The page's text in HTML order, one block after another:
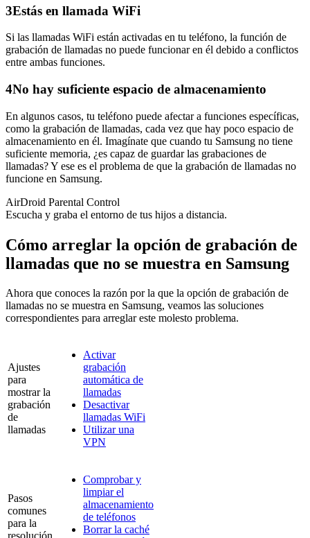
3Estás en llamada WiFi
Si las llamadas WiFi están activadas en tu teléfono, la función de
grabación de llamadas no puede funcionar en él debido a conflictos
entre ambas funciones.
4No hay suficiente espacio de almacenamiento
En algunos casos, tu teléfono puede afectar a funciones específicas,
como la grabación de llamadas, cada vez que hay poco espacio de
almacenamiento en él. Imagínate que cuando tu Samsung no tiene
suficiente memoria, ¿es capaz de guardar las grabaciones de
llamadas? Y ese es el problema de que la grabación de llamadas no
funcione en Samsung.
AirDroid Parental Control
Escucha y graba el entorno de tus hijos a distancia.
Cómo arreglar la opción de grabación de
llamadas que no se muestra en Samsung
Ahora que conoces la razón por la que la opción de grabación de
llamadas no se muestra en Samsung, veamos las soluciones
correspondientes para arreglar este molesto problema.
Ajustes
para
mostrar la
grabación
de
llamadas
Activar
grabación
automática de
llamadas
Desactivar
llamadas WiFi
Utilizar una
VPN
Pasos
comunes
para la
resolución
Comprobar y
limpiar el
almacenamiento
de teléfonos
Borrar la caché